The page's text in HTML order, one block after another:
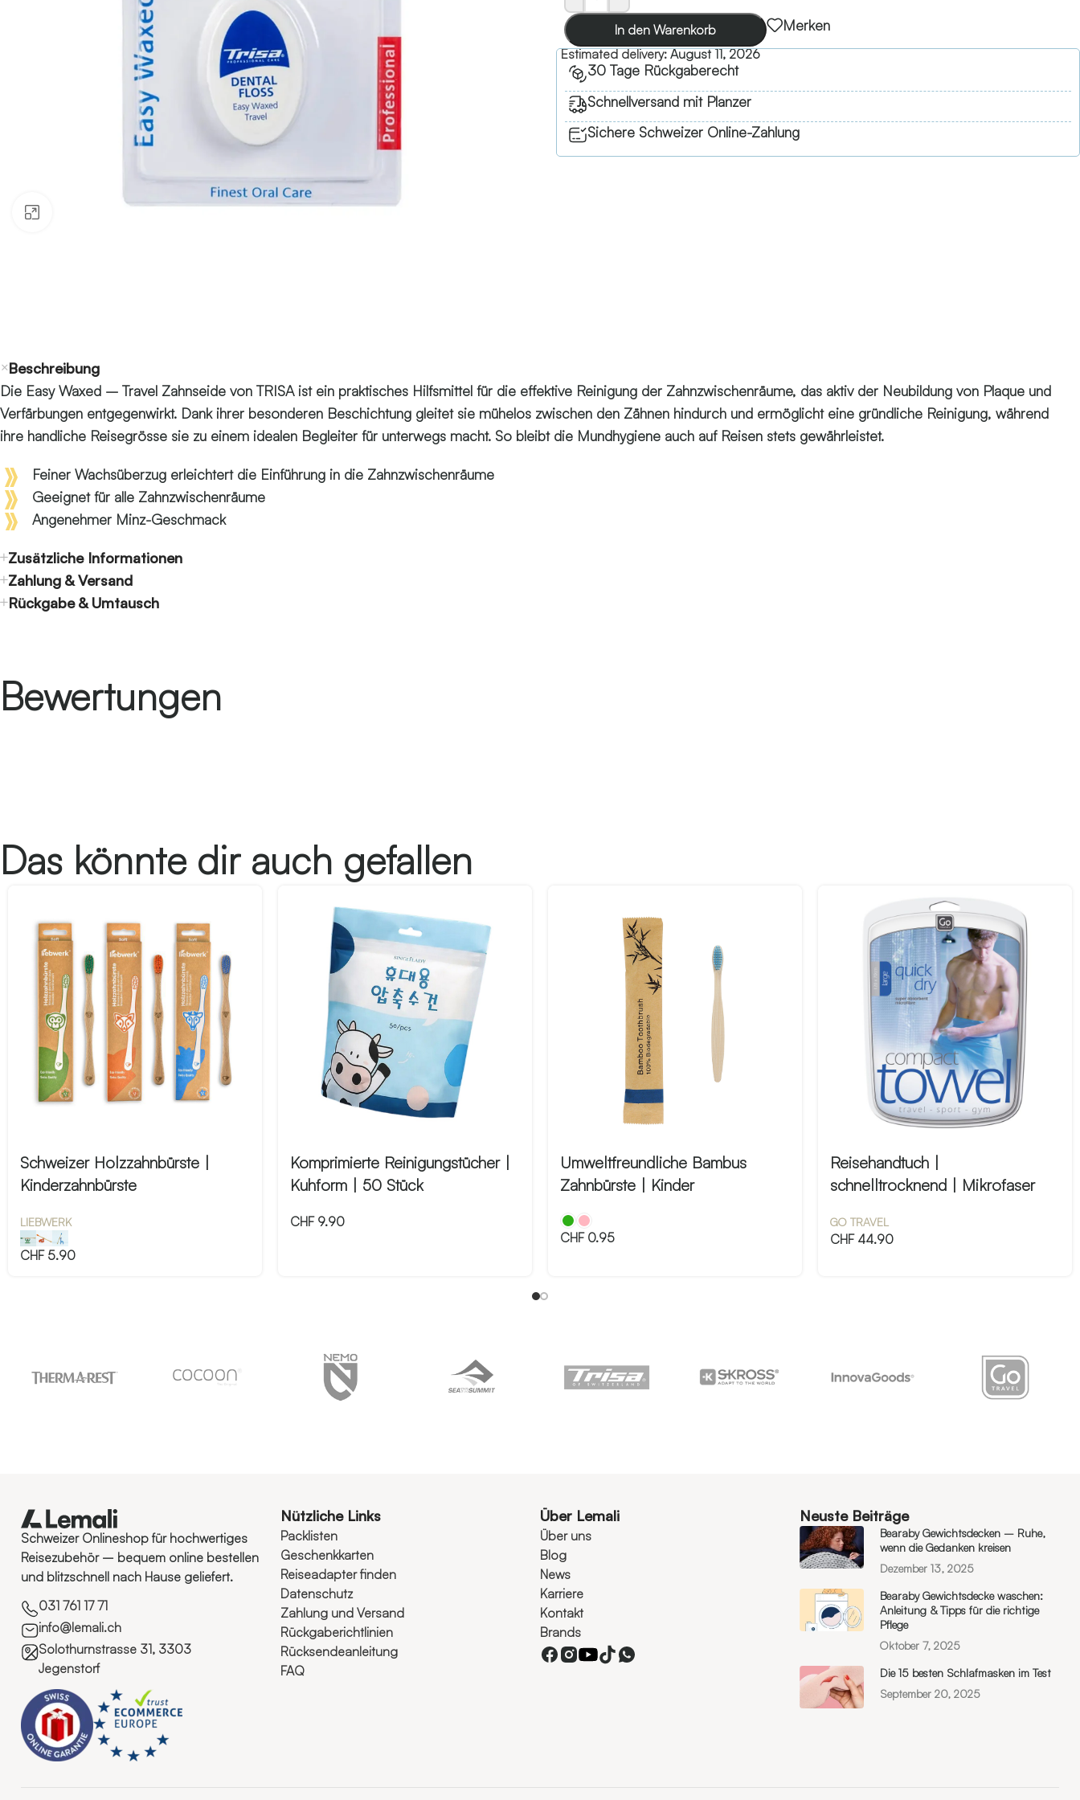
In den Warenkorb Merken
Estimated delivery:August 11, 2026
30 Tage Rückgaberecht
Schnellversand mit Planzer
Sichere Schweizer Online-Zahlung
Beschreibung
Die Easy Waxed – Travel Zahnseide von TRISA ist ein praktisches Hilfsmittel für die effektive Reinigung der Zahnzwischenräume, das aktiv der Neubildung von Plaque und
Verfärbungen entgegenwirkt. Dank ihrer besonderen Beschichtung gleitet sie mühelos zwischen den Zähnen hindurch und ermöglicht eine gründliche Reinigung, während
ihre handliche Reisegrösse sie zu einem idealen Begleiter für unterwegs macht. So bleibt die Mundhygiene auch auf Reisen stets gewährleistet.
Feiner Wachsüberzug erleichtert die Einführung in die Zahnzwischenräume
Geeignet für alle Zahnzwischenräume
Angenehmer Minz-Geschmack
Zusätzliche Informationen
Zahlung & Versand
Rückgabe & Umtausch
Bewertungen
Das könnte dir auch gefallen
Schweizer Holzzahnbürste |
Kinderzahnbürste
LIEBWERK
CHF5.90
Komprimierte Reinigungstücher |
Kuhform | 50 Stück
CHF9.90
Umweltfreundliche Bambus
Zahnbürste | Kinder
CHF0.95
Reisehandtuch |
schnelltrocknend | Mikrofaser
GO TRAVEL
CHF44.90
Schweizer Onlineshop für hochwertiges
Reisezubehör – bequem online bestellen
und blitzschnell nach Hause geliefert.
031 761 17 71
info@lemali.ch
Solothurnstrasse 31, 3303
Jegenstorf
Nützliche Links
Packlisten
Geschenkkarten
Reiseadapter finden
Datenschutz
Zahlung und Versand
Rückgaberichtlinien
Rücksendeanleitung
FAQ
Über Lemali
Über uns
Blog
News
Karriere
Kontakt
Brands
Neuste Beiträge
Bearaby Gewichtsdecken – Ruhe,
wenn die Gedanken kreisen
Dezember 13, 2025
Bearaby Gewichtsdecke waschen:
Anleitung & Tipps für die richtige
Pflege
Oktober 7, 2025
Die 15 besten Schlafmasken im Test
September 20, 2025